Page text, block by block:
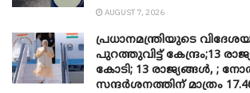
AUGUST 7, 2026
പ്രധാനമന്ത്രിയുടെ
പുറത്തുവിട്ട് കേന്ദ്രം;13
കോടി; 13 രാജ്യങ്ങൾ, ;
സന്ദർശനത്തിന് മാത്രം